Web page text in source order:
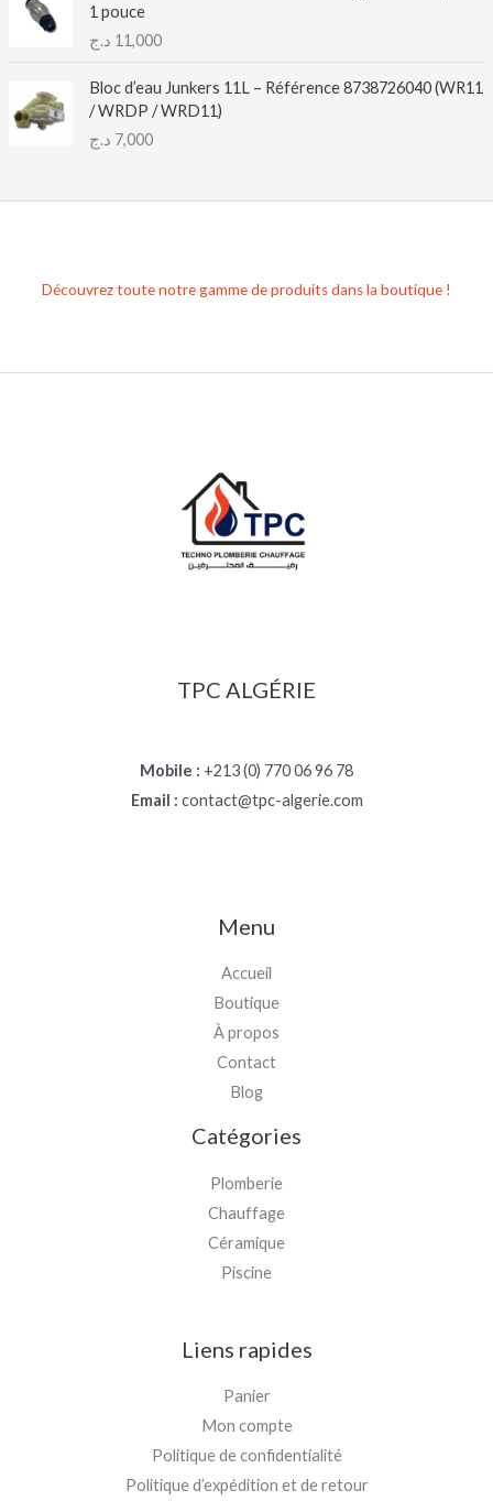
1 pouce
11,000 د.ج
Bloc d’eau Junkers 11L – Référence 8738726040 (WR11
/ WRDP / WRD11)
7,000 د.ج
Découvrez toute notre gamme de produits dans la boutique !
TPC ALGÉRIE
Mobile : +213 (0) 770 06 96 78
Email : contact@tpc-algerie.com
Menu
Accueil
Boutique
À propos
Contact
Blog
Catégories
Plomberie
Chauffage
Céramique
Piscine
Liens rapides
Panier
Mon compte
Politique de confidentialité
Politique d’expédition et de retour